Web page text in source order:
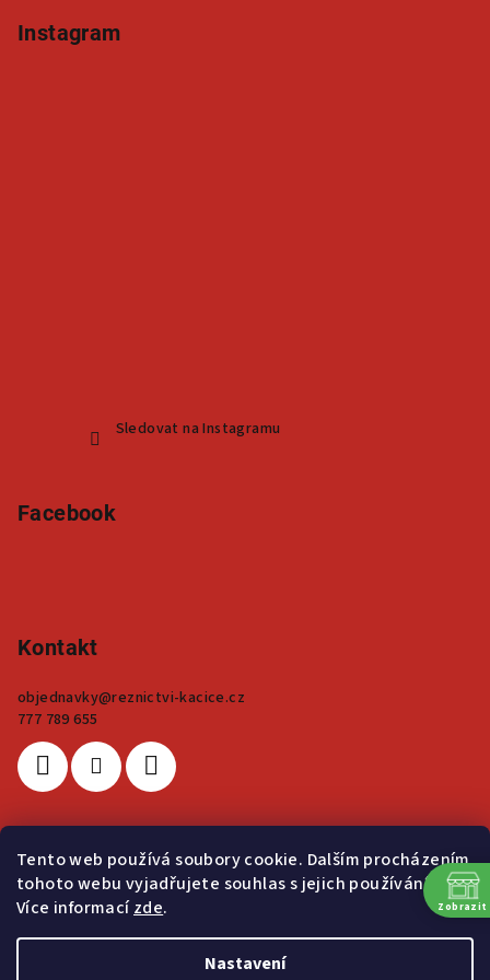
Tento web používá soubory cookie. Dalším procházením
tohoto webu vyjadřujete souhlas s jejich používáním..
Více informacízde.
Nastavení
Instagram
Sledovat na Instagramu
Facebook
Kontakt
objednavky@reznictvi-kacice.cz
777 789 655
Přijímáme online platby
Zobrazit